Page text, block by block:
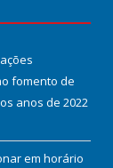
fomento de
anos de 2022
em horário